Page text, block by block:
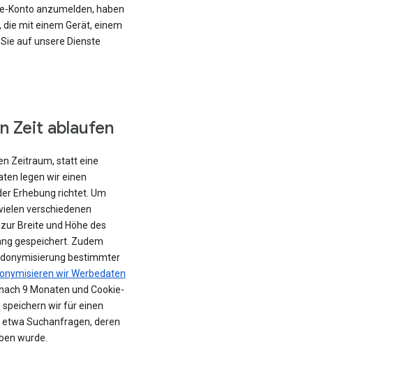
Konto anzumelden, haben
mit einem Gerät, einem
auf unsere Dienste
Zeit ablaufen
Zeitraum, statt eine
legen wir einen
Erhebung richtet. Um
verschiedenen
Breite und Höhe des
gespeichert. Zudem
bestimmter
wir Werbedaten
9 Monaten und Cookie-
wir für einen
Suchanfragen, deren
wurde.